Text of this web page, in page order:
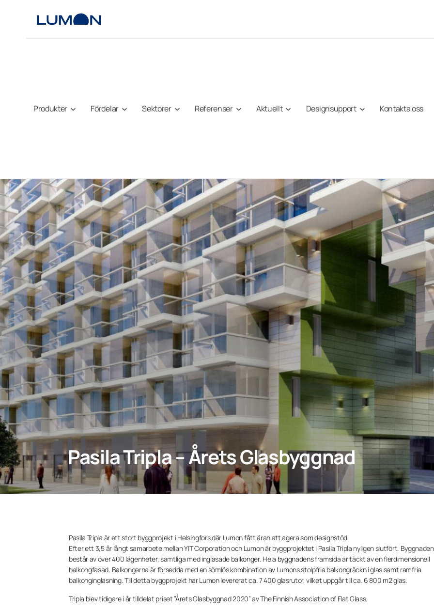
Produkter Fördelar Sektorer Referenser Aktuellt Designsupport Kontakta oss
Pasila Tripla – Årets Glasbyggnad
Pasila Tripla är ett stort byggprojekt i Helsingfors där Lumon fått äran att agera som designstöd.
Efter ett 3,5 år långt samarbete mellan YIT Corporation och Lumon är byggprojektet i Pasila Tripla nyligen slutfört. Byggnaden
består av över 400 lägenheter, samtliga med inglasade balkonger. Hela byggnadens framsida är täckt av en flerdimensionell
balkongfasad. Balkongerna är försedda med en sömlös kombination av Lumons stolpfria balkongräckn i glas samt ramfria
balkonginglasning. Till detta byggprojekt har Lumon levererat ca. 7 400 glasrutor, vilket uppgår till ca. 6 800 m2 glas.
Tripla blev tidigare i år tilldelat priset ”Årets Glasbyggnad 2020” av The Finnish Association of Flat Glass.